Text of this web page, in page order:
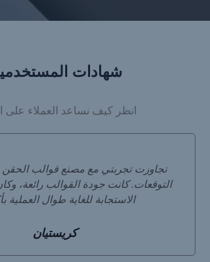
شهادات
انظر كيف نساعد العملاء على
تجاوزت تجربتي مع مصنع قوالب
التوقعات. كانت جودة القوالب رائعة،
الاستجابة للغاية طوال العملية
كريستيان